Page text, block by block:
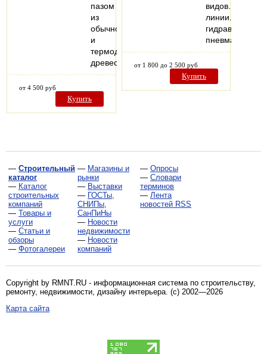
пазом
из
обычной
и
термодиффузионной
древесины.
от 4 500 руб
Купить
линии.Монтаж
гидравлических
от 1 800 до 2 500 руб
Купить
— Строительный
каталог
— Каталог
строительных
компаний
— Товары и
услуги
— Статьи и
обзоры
— Фотогалереи
— Магазины и
рынки
— Выставки
— ГОСТы,
СНИПы,
СанПиНы
— Новости
недвижимости
— Новости
компаний
— Опросы
— Словари
терминов
— Лента
новостей RSS
Copyright by RMNT.RU - информационная система по строительству,
ремонту, недвижимости, дизайну интерьера. (c) 2002—2026
Карта сайта